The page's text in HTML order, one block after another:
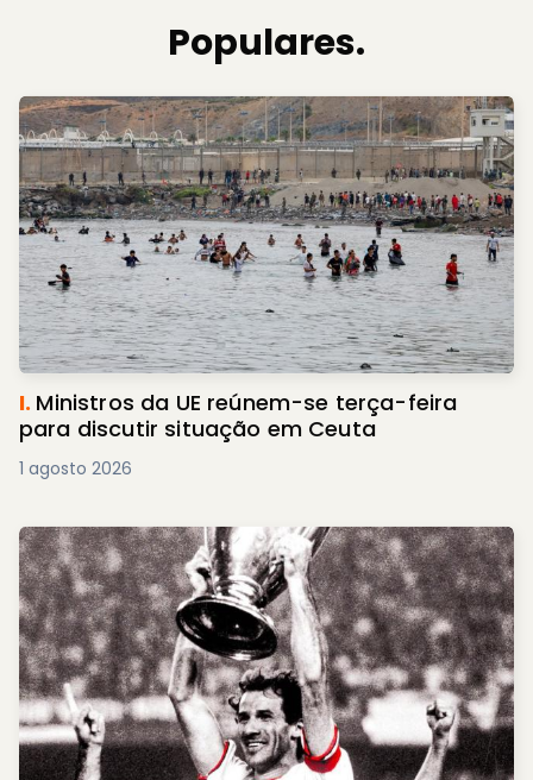
Populares.
I. Ministros da UE reúnem-se terça-feira
para discutir situação em Ceuta
1 agosto 2026